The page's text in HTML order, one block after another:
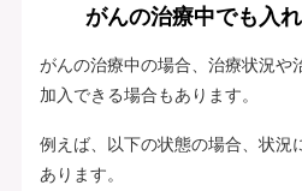
がんの治療中でも入
がんの治療中の場合、治療状況や
加入できる場合もあります。
例えば、以下の状態の場合、状況
あります。